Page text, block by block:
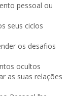
pessoal ou
seus ciclos
os desafios
ocultos
as suas relações